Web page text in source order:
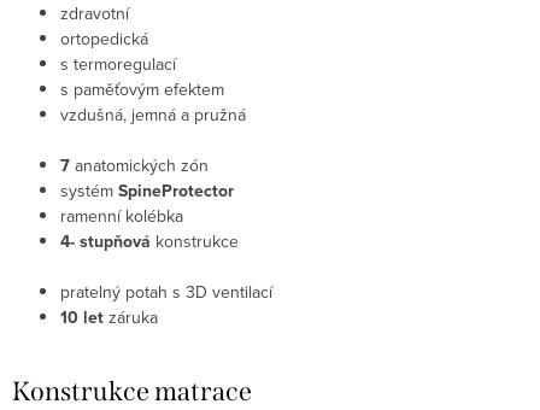
zdravotní
ortopedická
s termoregulací
s paměťovým efektem
vzdušná, jemná a pružná
7 anatomických zón
systém SpineProtector
ramenní kolébka
4- stupňová konstrukce
pratelný potah s 3D ventilací
10 let záruka
Konstrukce matrace